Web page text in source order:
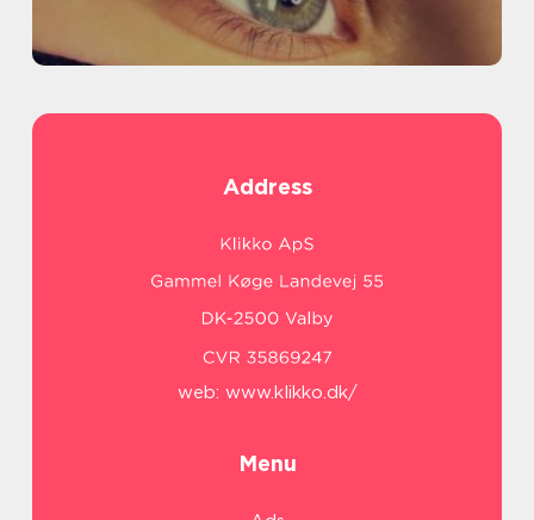
Address
web: www.klikko.dk/
Menu